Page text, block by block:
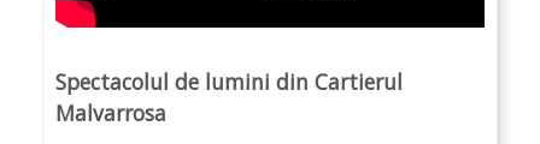
Spectacolul de lumini din Cartierul
Malvarrosa